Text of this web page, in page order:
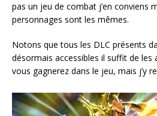
pas un jeu de combat j’en conviens
personnages sont les mêmes.
Notons que tous les DLC présents
désormais accessibles il suffit de les
vous gagnerez dans le jeu, mais j’y